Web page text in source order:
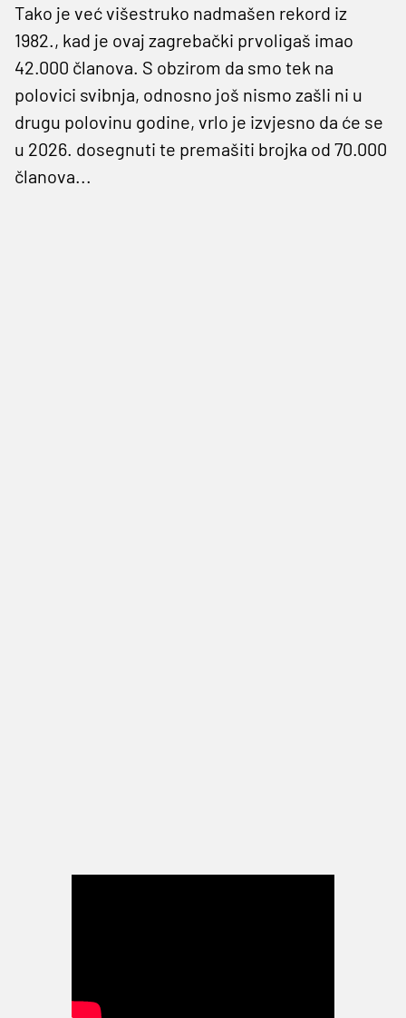
Tako je već višestruko nadmašen rekord iz
1982., kad je ovaj zagrebački prvoligaš imao
42.000 članova. S obzirom da smo tek na
polovici svibnja, odnosno još nismo zašli ni u
drugu polovinu godine, vrlo je izvjesno da će se
u 2026. dosegnuti te premašiti brojka od 70.000
članova...